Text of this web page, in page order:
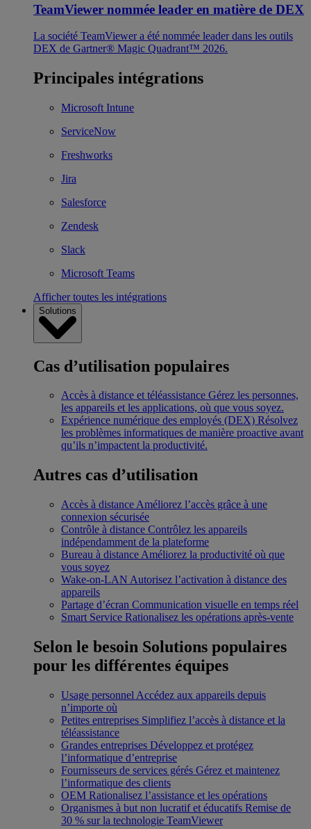
TeamViewer nommée leader en matière de DEX
La société TeamViewer a été nommée leader dans les outils
DEX de Gartner® Magic Quadrant™ 2026.
Principales intégrations
Microsoft Intune
ServiceNow
Freshworks
Jira
Salesforce
Zendesk
Slack
Microsoft Teams
Afficher toutes les intégrations
Solutions
Cas d’utilisation populaires
Accès à distance et téléassistance Gérez les personnes,
les appareils et les applications, où que vous soyez.
Expérience numérique des employés (DEX) Résolvez
les problèmes informatiques de manière proactive avant
qu’ils n’impactent la productivité.
Autres cas d’utilisation
Accès à distance Améliorez l’accès grâce à une
connexion sécurisée
Contrôle à distance Contrôlez les appareils
indépendamment de la plateforme
Bureau à distance Améliorez la productivité où que
vous soyez
Wake-on-LAN Autorisez l’activation à distance des
appareils
Partage d’écran Communication visuelle en temps réel
Smart Service Rationalisez les opérations après-vente
Selon le besoin Solutions populaires
pour les différentes équipes
Usage personnel Accédez aux appareils depuis
n’importe où
Petites entreprises Simplifiez l’accès à distance et la
téléassistance
Grandes entreprises Développez et protégez
l’informatique d’entreprise
Fournisseurs de services gérés Gérez et maintenez
l’informatique des clients
OEM Rationalisez l’assistance et les opérations
Organismes à but non lucratif et éducatifs Remise de
30 % sur la technologie TeamViewer